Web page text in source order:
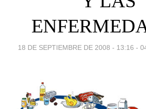
18 DE SEPTIEMBRE DE 2008 - 13:16 -